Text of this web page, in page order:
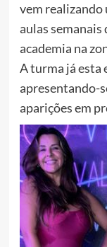
vem
aulas semanais
academia na
A turma já esta
apresentando-
aparições em